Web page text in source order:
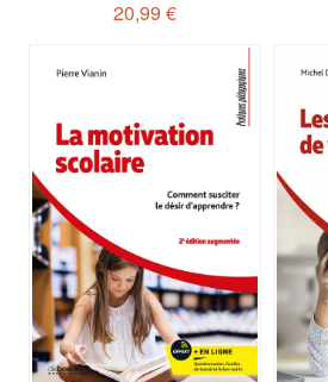
20,99 €